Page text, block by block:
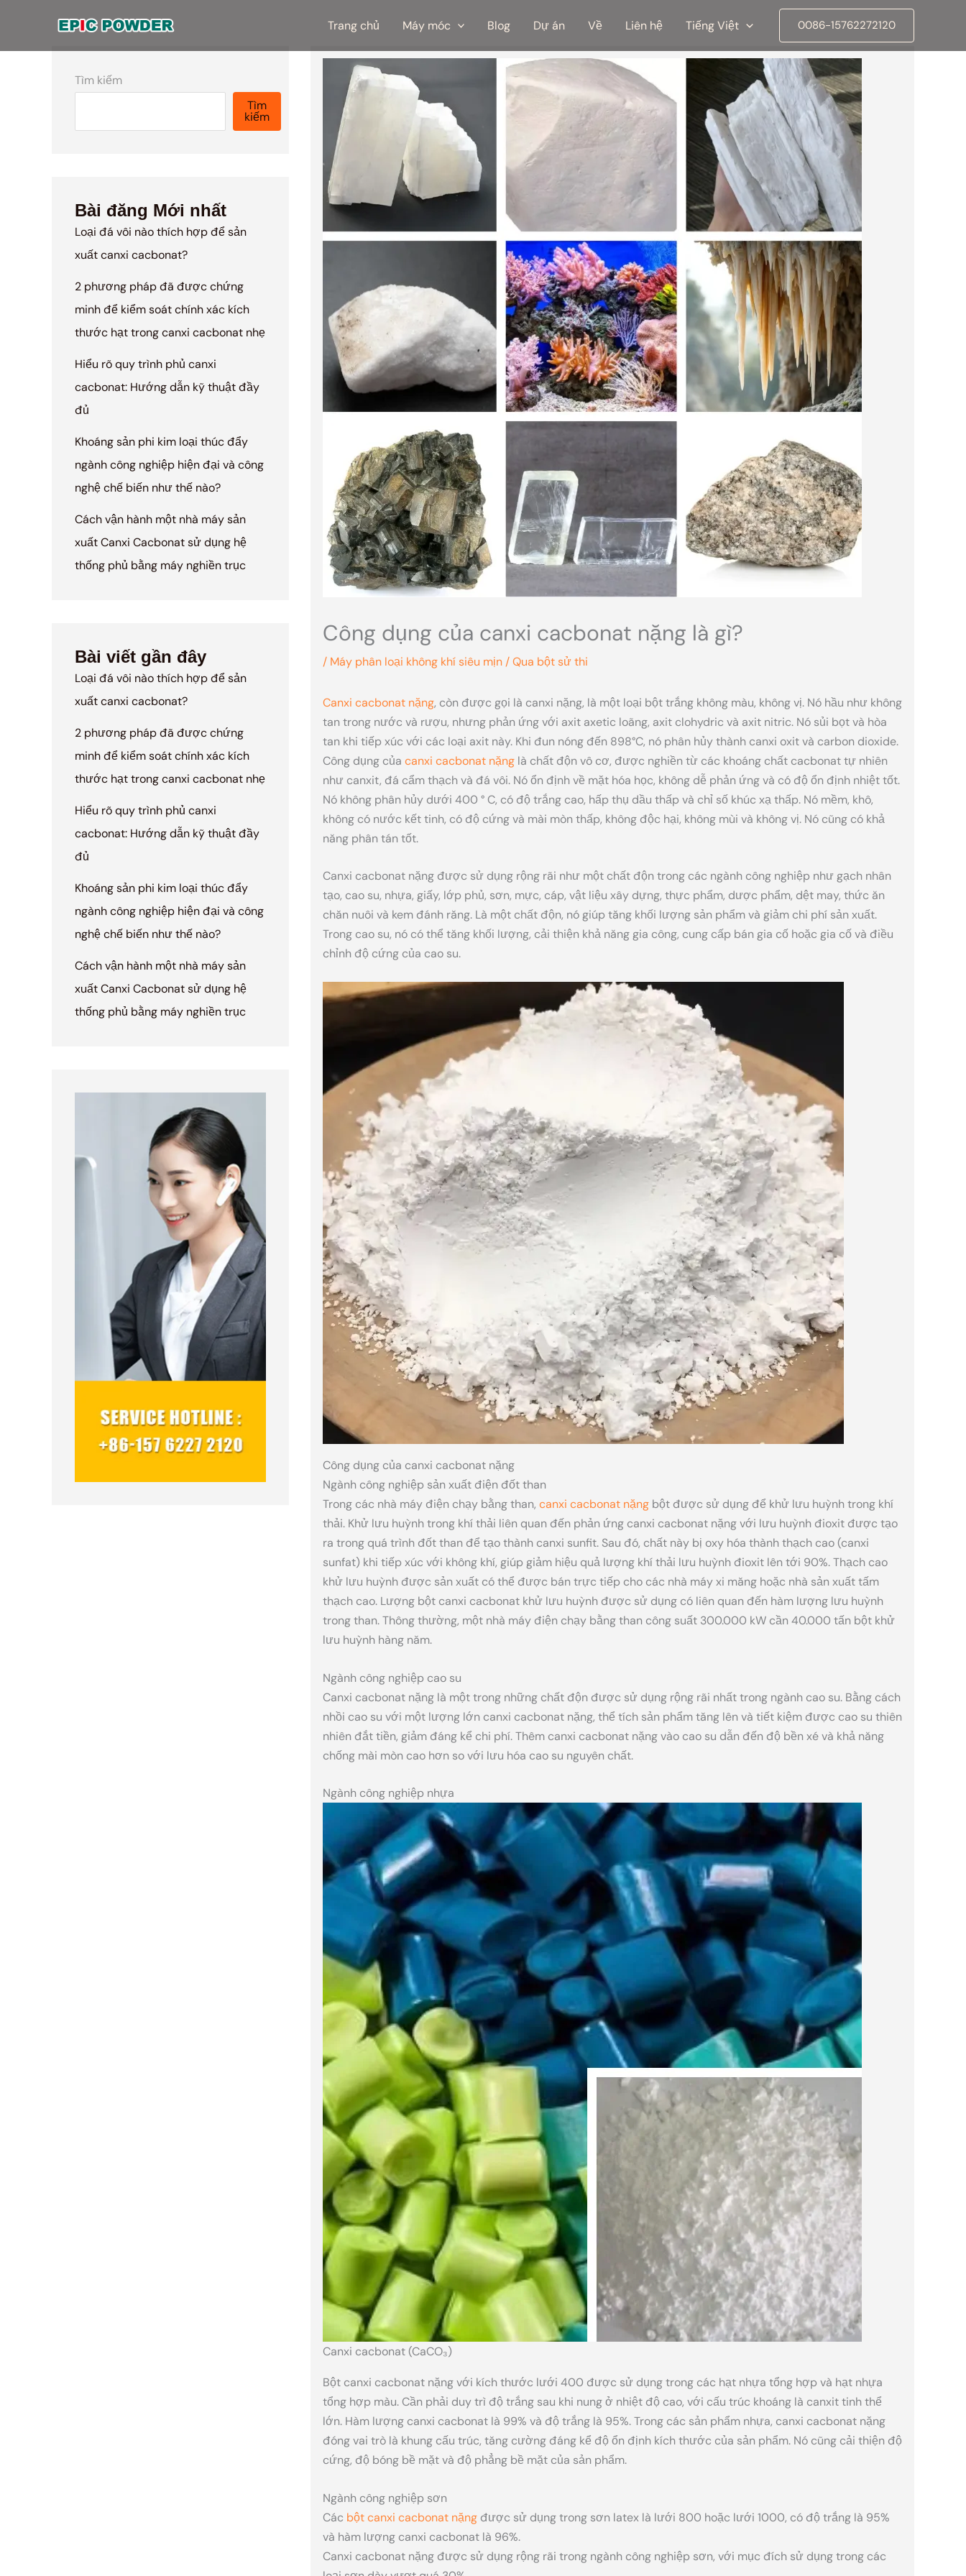
nội
Trang chủ Máy móc Blog Dự án Về Liên hệ Tiếng Việt 0086-15762272120
Tìm kiếm
Tìm
kiếm
Bài đăng Mới nhất
Loại đá vôi nào thích hợp để sản
xuất canxi cacbonat?
2 phương pháp đã được chứng
minh để kiểm soát chính xác kích
thước hạt trong canxi cacbonat nhẹ
Hiểu rõ quy trình phủ canxi
cacbonat: Hướng dẫn kỹ thuật đầy
đủ
Khoáng sản phi kim loại thúc đẩy
ngành công nghiệp hiện đại và công
nghệ chế biến như thế nào?
Cách vận hành một nhà máy sản
xuất Canxi Cacbonat sử dụng hệ
thống phủ bằng máy nghiền trục
Bài viết gần đây
Loại đá vôi nào thích hợp để sản
xuất canxi cacbonat?
2 phương pháp đã được chứng
minh để kiểm soát chính xác kích
thước hạt trong canxi cacbonat nhẹ
Hiểu rõ quy trình phủ canxi
cacbonat: Hướng dẫn kỹ thuật đầy
đủ
Khoáng sản phi kim loại thúc đẩy
ngành công nghiệp hiện đại và công
nghệ chế biến như thế nào?
Cách vận hành một nhà máy sản
xuất Canxi Cacbonat sử dụng hệ
thống phủ bằng máy nghiền trục
Công dụng của canxi cacbonat nặng là gì?
/ Máy phân loại không khí siêu mịn/ Qua bột sử thi
Canxi cacbonat nặng, còn được gọi là canxi nặng, là một loại bột trắng không màu, không vị. Nó hầu như không
tan trong nước và rượu, nhưng phản ứng với axit axetic loãng, axit clohydric và axit nitric. Nó sủi bọt và hòa
tan khi tiếp xúc với các loại axit này. Khi đun nóng đến 898°C, nó phân hủy thành canxi oxit và carbon dioxide.
Công dụng của canxi cacbonat nặnglà chất độn vô cơ, được nghiền từ các khoáng chất cacbonat tự nhiên
như canxit, đá cẩm thạch và đá vôi. Nó ổn định về mặt hóa học, không dễ phản ứng và có độ ổn định nhiệt tốt.
Nó không phân hủy dưới 400 ° C, có độ trắng cao, hấp thụ dầu thấp và chỉ số khúc xạ thấp. Nó mềm, khô,
không có nước kết tinh, có độ cứng và mài mòn thấp, không độc hại, không mùi và không vị. Nó cũng có khả
năng phân tán tốt.
Canxi cacbonat nặng được sử dụng rộng rãi như một chất độn trong các ngành công nghiệp như gạch nhân
tạo, cao su, nhựa, giấy, lớp phủ, sơn, mực, cáp, vật liệu xây dựng, thực phẩm, dược phẩm, dệt may, thức ăn
chăn nuôi và kem đánh răng. Là một chất độn, nó giúp tăng khối lượng sản phẩm và giảm chi phí sản xuất.
Trong cao su, nó có thể tăng khối lượng, cải thiện khả năng gia công, cung cấp bán gia cố hoặc gia cố và điều
chỉnh độ cứng của cao su.
Công dụng của canxi cacbonat nặng
Ngành công nghiệp sản xuất điện đốt than
Trong các nhà máy điện chạy bằng than, canxi cacbonat nặngbột được sử dụng để khử lưu huỳnh trong khí
thải. Khử lưu huỳnh trong khí thải liên quan đến phản ứng canxi cacbonat nặng với lưu huỳnh đioxit được tạo
ra trong quá trình đốt than để tạo thành canxi sunfit. Sau đó, chất này bị oxy hóa thành thạch cao (canxi
sunfat) khi tiếp xúc với không khí, giúp giảm hiệu quả lượng khí thải lưu huỳnh đioxit lên tới 90%. Thạch cao
khử lưu huỳnh được sản xuất có thể được bán trực tiếp cho các nhà máy xi măng hoặc nhà sản xuất tấm
thạch cao. Lượng bột canxi cacbonat khử lưu huỳnh được sử dụng có liên quan đến hàm lượng lưu huỳnh
trong than. Thông thường, một nhà máy điện chạy bằng than công suất 300.000 kW cần 40.000 tấn bột khử
lưu huỳnh hàng năm.
Ngành công nghiệp cao su
Canxi cacbonat nặng là một trong những chất độn được sử dụng rộng rãi nhất trong ngành cao su. Bằng cách
nhồi cao su với một lượng lớn canxi cacbonat nặng, thể tích sản phẩm tăng lên và tiết kiệm được cao su thiên
nhiên đắt tiền, giảm đáng kể chi phí. Thêm canxi cacbonat nặng vào cao su dẫn đến độ bền xé và khả năng
chống mài mòn cao hơn so với lưu hóa cao su nguyên chất.
Ngành công nghiệp nhựa
Canxi cacbonat (CaCO₃)
Bột canxi cacbonat nặng với kích thước lưới 400 được sử dụng trong các hạt nhựa tổng hợp và hạt nhựa
tổng hợp màu. Cần phải duy trì độ trắng sau khi nung ở nhiệt độ cao, với cấu trúc khoáng là canxit tinh thể
lớn. Hàm lượng canxi cacbonat là 99% và độ trắng là 95%. Trong các sản phẩm nhựa, canxi cacbonat nặng
đóng vai trò là khung cấu trúc, tăng cường đáng kể độ ổn định kích thước của sản phẩm. Nó cũng cải thiện độ
cứng, độ bóng bề mặt và độ phẳng bề mặt của sản phẩm.
Ngành công nghiệp sơn
Các bột canxi cacbonat nặngđược sử dụng trong sơn latex là lưới 800 hoặc lưới 1000, có độ trắng là 95%
và hàm lượng canxi cacbonat là 96%.
Canxi cacbonat nặng được sử dụng rộng rãi trong ngành công nghiệp sơn, với mục đích sử dụng trong các